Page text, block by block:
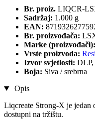
Br. proiz. LIQCR-
Sadržaj: 1.000 g
EAN:
Br. proizvođača:
Marke (proizvođači):
Vrste proizvoda:
Izvor svjetlosti:
Boja: Siva / srebrna
Opis
Liqcreate Strong-X je jedan
dostupni na tržištu.